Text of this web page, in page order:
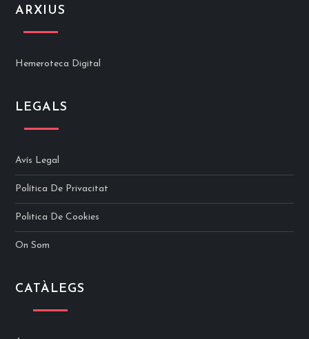
ARXIUS
Hemeroteca Digital
LEGALS
Avís Legal
Política De Privacitat
Politica De Cookies
On Som
CATÀLEGS